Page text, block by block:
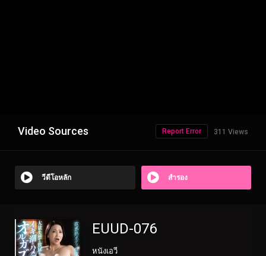
Video Sources 311 Views
Report Error
วีดีโอหลัก สำรอง
EUUD-076
หนังเอวี